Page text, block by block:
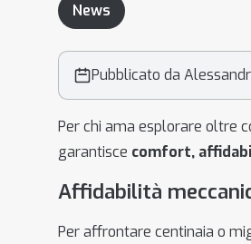
News
Pubblicato da
Per chi ama esplorare oltre
garantisce comfort,
Affidabilità
Per affrontare centinaia o